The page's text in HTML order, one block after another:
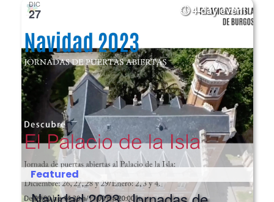
DIC
27 4-day event
Featured